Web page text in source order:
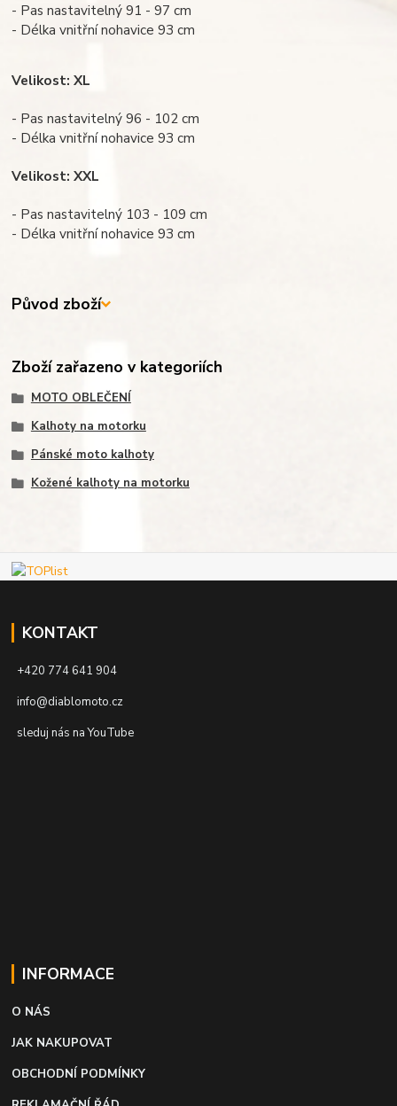
- Pas nastavitelný 91 - 97 cm
- Délka vnitřní nohavice 93 cm
Velikost: XL
- Pas nastavitelný 96 - 102 cm
- Délka vnitřní nohavice 93 cm
Velikost: XXL
- Pas nastavitelný 103 - 109 cm
- Délka vnitřní nohavice 93 cm
Původ zboží
Zboží zařazeno v kategoriích
MOTO OBLEČENÍ
Kalhoty na motorku
Pánské moto kalhoty
Kožené kalhoty na motorku
KONTAKT
+420 774 641 904
info@diablomoto.cz
sleduj nás na YouTube
INFORMACE
O NÁS
JAK NAKUPOVAT
OBCHODNÍ PODMÍNKY